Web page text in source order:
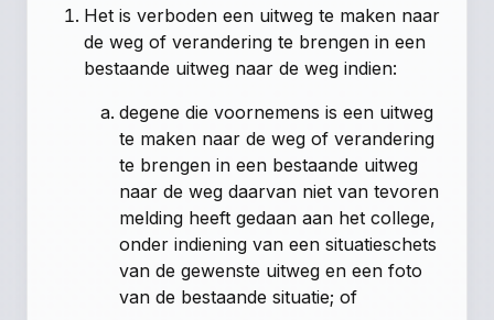
Het is verboden een uitweg te maken naar
de weg of verandering te brengen in een
bestaande uitweg naar de weg indien:
degene die voornemens is een uitweg
te maken naar de weg of verandering
te brengen in een bestaande uitweg
naar de weg daarvan niet van tevoren
melding heeft gedaan aan het college,
onder indiening van een situatieschets
van de gewenste uitweg en een foto
van de bestaande situatie; of